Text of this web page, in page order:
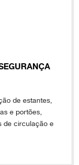
de estantes,
e portões,
de circulação e